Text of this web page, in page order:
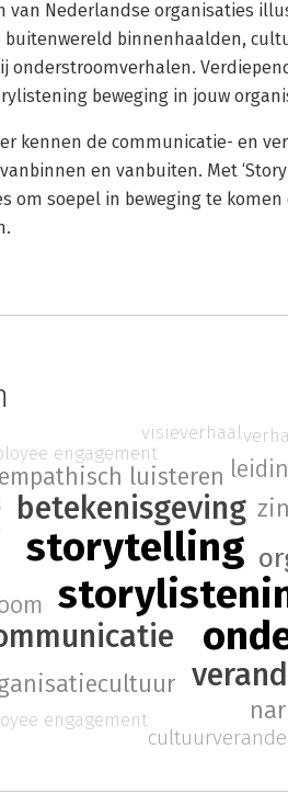
van Nederlandse organisaties
buitenwereld binnenhaalden,
onderstroomverhalen.
beweging in jouw
kennen de communicatie- en
en vanbuiten. Met
om soepel in beweging te
storytelling
betekenisgeving
empathisch luisteren
engagement
engagement
visieverhaal